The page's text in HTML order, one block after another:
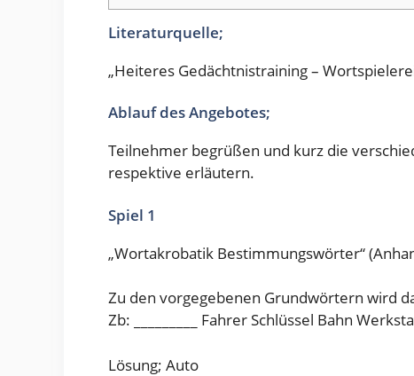
Literaturquelle;
„Heiteres Gedächtnistraining –
Ablauf des Angebotes;
Teilnehmer begrüßen und kurz die
respektive erläutern.
Spiel 1
„Wortakrobatik Bestimmungswörter“
Zu den vorgegebenen Grundwörtern wird
Zb: _________ Fahrer Schlüssel Bahn
Lösung; Auto